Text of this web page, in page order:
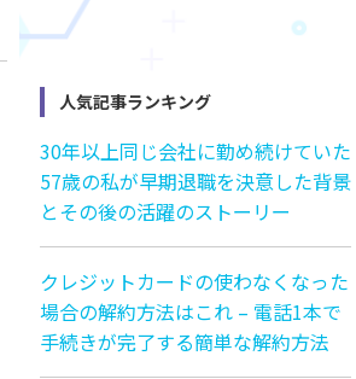
人気記事ランキング
30年以上同じ会社に勤め続けていた
57歳の私が早期退職を決意した背景
とその後の活躍のストーリー
クレジットカードの使わなくなった
場合の解約方法はこれ – 電話1本で
手続きが完了する簡単な解約方法